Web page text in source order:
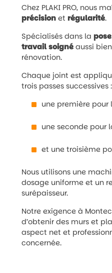
Chez PLAKI PRO, nous
précision et régularité.
Spécialisés dans la
travail soigné aussi
rénovation.
Chaque joint est
trois passes successives :
une première
une seconde pour
et une troisième
Nous utilisons une
dosage uniforme et un
surépaisseur.
Notre exigence à
d’obtenir des murs et
aspect net et
concernée.